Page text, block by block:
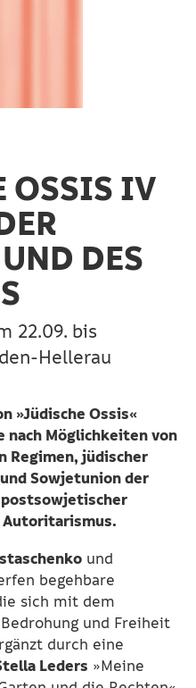
OSSIS IV
DES
22.09. bis
Hellerau
»Jüdische Ossis«
nach Möglichkeiten von
Regimen, jüdischer
Sowjetunion der
Autoritarismus.
und
begehbare
sich mit dem
und Freiheit
durch eine
Leders »Meine